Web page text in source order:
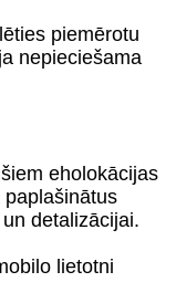
piemērotu
nepieciešama
eholokācijas
detalizācijai.
lietotni